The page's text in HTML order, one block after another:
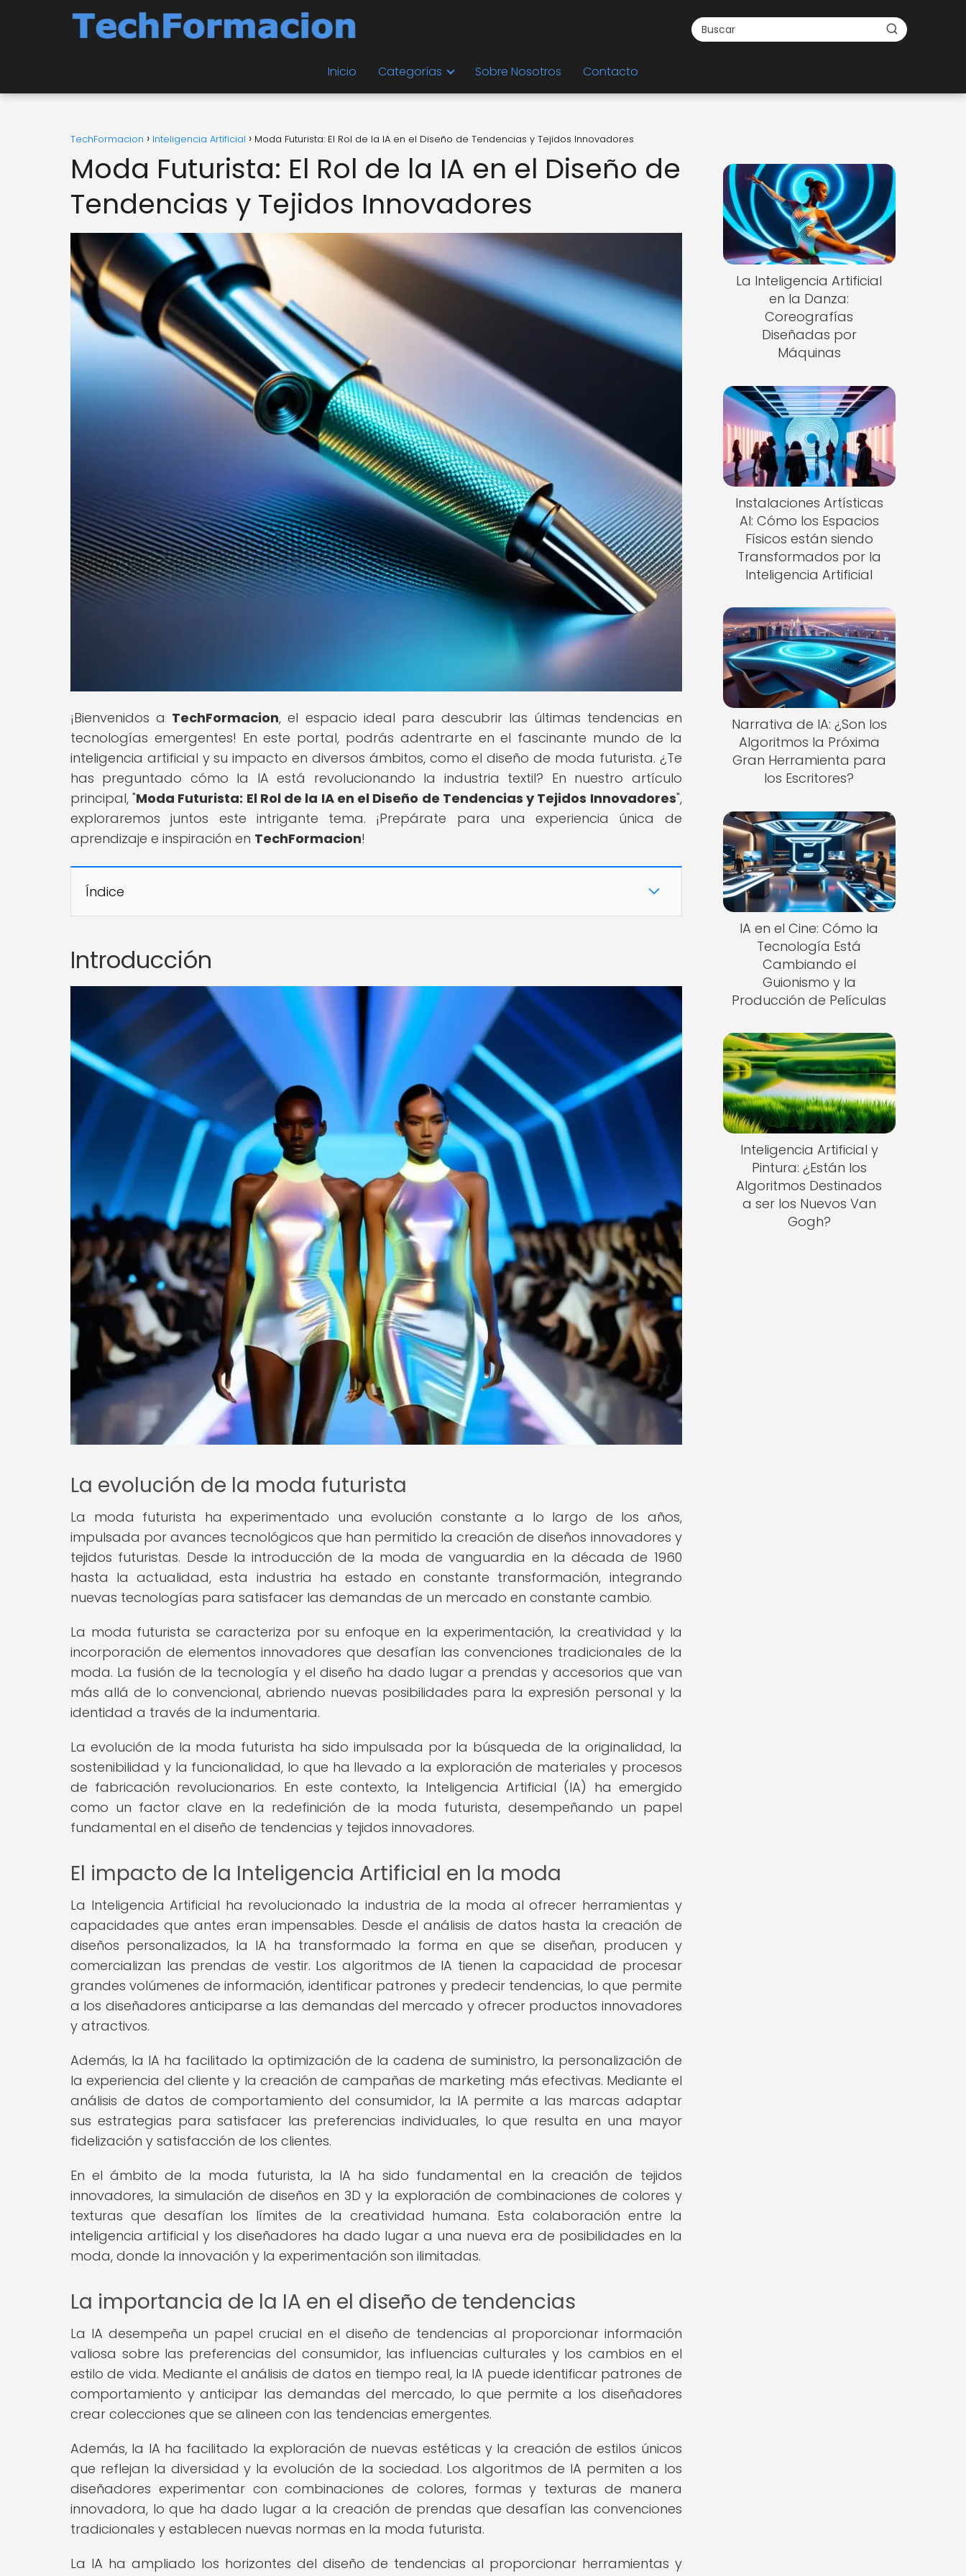
Inicio Categorías Sobre Nosotros Contacto
TechFormacion Inteligencia Artificial Moda Futurista: El Rol de la IA en el Diseño de Tendencias y Tejidos Innovadores
Moda Futurista: El Rol de la IA en el Diseño de
Tendencias y Tejidos Innovadores
¡Bienvenidos a TechFormacion, el espacio ideal para descubrir las últimas tendencias en
tecnologías emergentes! En este portal, podrás adentrarte en el fascinante mundo de la
inteligencia artificial y su impacto en diversos ámbitos, como el diseño de moda futurista. ¿Te
has preguntado cómo la IA está revolucionando la industria textil? En nuestro artículo
principal, "Moda Futurista: El Rol de la IA en el Diseño de Tendencias y Tejidos Innovadores",
exploraremos juntos este intrigante tema. ¡Prepárate para una experiencia única de
aprendizaje e inspiración en TechFormacion!
Índice
Introducción
La evolución de la moda futurista
La moda futurista ha experimentado una evolución constante a lo largo de los años,
impulsada por avances tecnológicos que han permitido la creación de diseños innovadores y
tejidos futuristas. Desde la introducción de la moda de vanguardia en la década de 1960
hasta la actualidad, esta industria ha estado en constante transformación, integrando
nuevas tecnologías para satisfacer las demandas de un mercado en constante cambio.
La moda futurista se caracteriza por su enfoque en la experimentación, la creatividad y la
incorporación de elementos innovadores que desafían las convenciones tradicionales de la
moda. La fusión de la tecnología y el diseño ha dado lugar a prendas y accesorios que van
más allá de lo convencional, abriendo nuevas posibilidades para la expresión personal y la
identidad a través de la indumentaria.
La evolución de la moda futurista ha sido impulsada por la búsqueda de la originalidad, la
sostenibilidad y la funcionalidad, lo que ha llevado a la exploración de materiales y procesos
de fabricación revolucionarios. En este contexto, la Inteligencia Artificial (IA) ha emergido
como un factor clave en la redefinición de la moda futurista, desempeñando un papel
fundamental en el diseño de tendencias y tejidos innovadores.
El impacto de la Inteligencia Artificial en la moda
La Inteligencia Artificial ha revolucionado la industria de la moda al ofrecer herramientas y
capacidades que antes eran impensables. Desde el análisis de datos hasta la creación de
diseños personalizados, la IA ha transformado la forma en que se diseñan, producen y
comercializan las prendas de vestir. Los algoritmos de IA tienen la capacidad de procesar
grandes volúmenes de información, identificar patrones y predecir tendencias, lo que permite
a los diseñadores anticiparse a las demandas del mercado y ofrecer productos innovadores
y atractivos.
Además, la IA ha facilitado la optimización de la cadena de suministro, la personalización de
la experiencia del cliente y la creación de campañas de marketing más efectivas. Mediante el
análisis de datos de comportamiento del consumidor, la IA permite a las marcas adaptar
sus estrategias para satisfacer las preferencias individuales, lo que resulta en una mayor
fidelización y satisfacción de los clientes.
En el ámbito de la moda futurista, la IA ha sido fundamental en la creación de tejidos
innovadores, la simulación de diseños en 3D y la exploración de combinaciones de colores y
texturas que desafían los límites de la creatividad humana. Esta colaboración entre la
inteligencia artificial y los diseñadores ha dado lugar a una nueva era de posibilidades en la
moda, donde la innovación y la experimentación son ilimitadas.
La importancia de la IA en el diseño de tendencias
La IA desempeña un papel crucial en el diseño de tendencias al proporcionar información
valiosa sobre las preferencias del consumidor, las influencias culturales y los cambios en el
estilo de vida. Mediante el análisis de datos en tiempo real, la IA puede identificar patrones de
comportamiento y anticipar las demandas del mercado, lo que permite a los diseñadores
crear colecciones que se alineen con las tendencias emergentes.
Además, la IA ha facilitado la exploración de nuevas estéticas y la creación de estilos únicos
que reflejan la diversidad y la evolución de la sociedad. Los algoritmos de IA permiten a los
diseñadores experimentar con combinaciones de colores, formas y texturas de manera
innovadora, lo que ha dado lugar a la creación de prendas que desafían las convenciones
tradicionales y establecen nuevas normas en la moda futurista.
La IA ha ampliado los horizontes del diseño de tendencias al proporcionar herramientas y
La Inteligencia Artificial
en la Danza:
Coreografías
Diseñadas por
Máquinas
Instalaciones Artísticas
AI: Cómo los Espacios
Físicos están siendo
Transformados por la
Inteligencia Artificial
Narrativa de IA: ¿Son los
Algoritmos la Próxima
Gran Herramienta para
los Escritores?
IA en el Cine: Cómo la
Tecnología Está
Cambiando el
Guionismo y la
Producción de Películas
Inteligencia Artificial y
Pintura: ¿Están los
Algoritmos Destinados
a ser los Nuevos Van
Gogh?